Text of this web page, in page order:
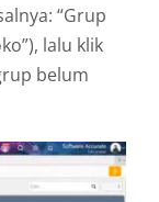
“Grup
lalu klik
belum